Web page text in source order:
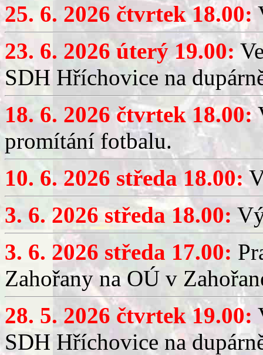
25. 6. 2026 čtvrtek 18.00:
23. 6. 2026 úterý 19.00:
SDH Hříchovice na
18. 6. 2026 čtvrtek 18.00:
promítání fotbalu.
10. 6. 2026 středa 18.00:
3. 6. 2026 středa 18.00:
3. 6. 2026 středa 17.00:
Zahořany na OÚ v
28. 5. 2026 čtvrtek 19.00:
SDH Hříchovice na